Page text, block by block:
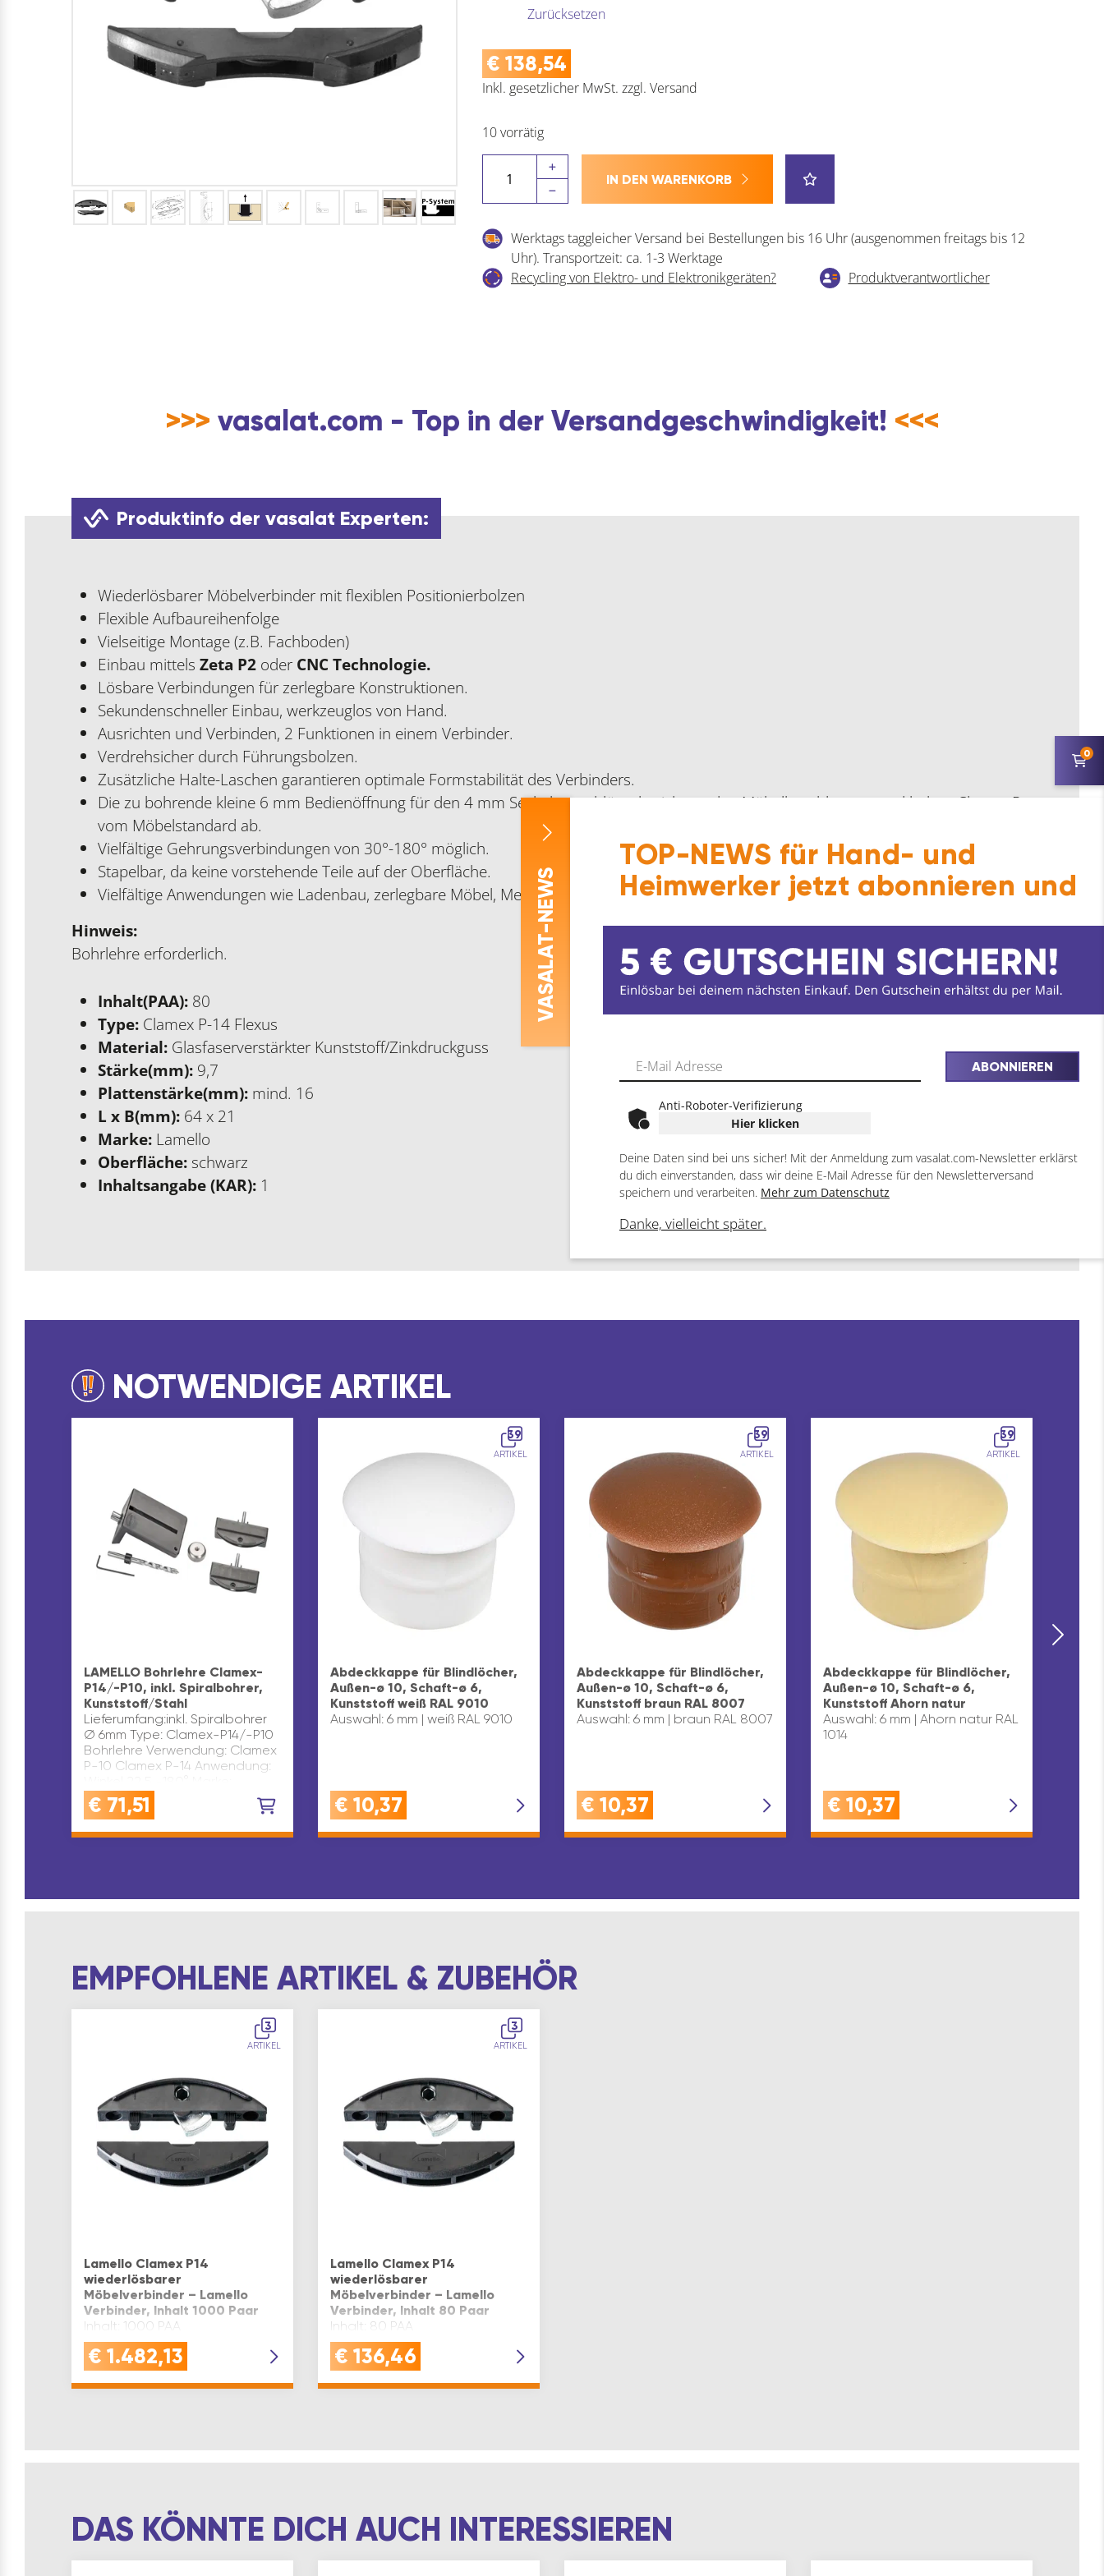
Zurücksetzen
€ 138,54
Inkl. gesetzlicher MwSt. zzgl. Versand
10 vorrätig
Clamex
P-
Flexus
Verbinder
Menge
IN DEN WARENKORB
Werktags taggleicher Versand bei Bestellungen bis 16 Uhr (ausgenommen freitags bis 12
Uhr). Transportzeit: ca. 1-3 Werktage
Recycling von Elektro- und Elektronikgeräten?
Produktverantwortlicher
>>> vasalat.com - Top in der Versandgeschwindigkeit! <<<
Produktinfo der vasalat Experten:
Wiederlösbarer Möbelverbinder mit flexiblen Positionierbolzen
Flexible Aufbaureihenfolge
Vielseitige Montage (z.B. Fachboden)
Einbau mittels Zeta P2 oder CNC Technologie.
Lösbare Verbindungen für zerlegbare Konstruktionen.
Sekundenschneller Einbau, werkzeuglos von Hand.
Ausrichten und Verbinden, 2 Funktionen in einem Verbinder.
Verdrehsicher durch Führungsbolzen.
Zusätzliche Halte-Laschen garantieren optimale Formstabilität des Verbinders.
Die zu bohrende kleine 6 mm Bedienöffnung für den 4 mm Sechskantschlüssel zeichnen den Möbelbeschlag aus und heben Clamex P
vom Möbelstandard ab.
Vielfältige Gehrungsverbindungen von 30°-180° möglich.
Stapelbar, da keine vorstehende Teile auf der Oberfläche.
Vielfältige Anwendungen wie Ladenbau, zerlegbare Möbel, Messebau, Trennwände, …
Hinweis:
Bohrlehre erforderlich.
Inhalt(PAA): 80
Type: Clamex P-14 Flexus
Material: Glasfaserverstärkter Kunststoff/Zinkdruckguss
Stärke(mm): 9,7
Plattenstärke(mm): mind. 16
L x B(mm): 64 x 21
Marke: Lamello
Oberfläche: schwarz
Inhaltsangabe (KAR): 1
NOTWENDIGE ARTIKEL
LAMELLO Bohrlehre Clamex-
P14/-P10, inkl. Spiralbohrer,
Kunststoff/Stahl
Lieferumfang:inkl. Spiralbohrer
Ø 6mm Type: Clamex-P14/-P10
Bohrlehre Verwendung: Clamex
P-10 Clamex P-14 Anwendung:
Lamello Werksnummer: 125344
Material: Kunststoff Stahl …
€ 71,51
39
ARTIKEL
Abdeckkappe für Blindlöcher,
Außen-ø 10, Schaft-ø 6,
Kunststoff weiß RAL 9010
Auswahl: 6 mm | weiß RAL 9010
€ 10,37
39
ARTIKEL
Abdeckkappe für Blindlöcher,
Außen-ø 10, Schaft-ø 6,
Kunststoff braun RAL 8007
Auswahl: 6 mm | braun RAL 8007
€ 10,37
39
ARTIKEL
Abdeckkappe für Blindlöcher,
Außen-ø 10, Schaft-ø 6,
Kunststoff Ahorn natur
Auswahl: 6 mm | Ahorn natur RAL
1014
€ 10,37
EMPFOHLENE ARTIKEL & ZUBEHÖR
3
ARTIKEL
Lamello Clamex P14
wiederlösbarer
Möbelverbinder – Lamello
Verbinder, Inhalt 1000 Paar
Inhalt: 1000 PAA
€ 1.482,13
3
ARTIKEL
Lamello Clamex P14
wiederlösbarer
Möbelverbinder – Lamello
Verbinder, Inhalt 80 Paar
Inhalt: 80 PAA
€ 136,46
DAS KÖNNTE DICH AUCH INTERESSIEREN
0
V
ASALAT
-NEWS
TOP-NEWS für Hand- und
Heimwerker jetzt abonnieren und
ABONNIEREN
Anti-Roboter-Verifizierung
Hier klicken
Deine Daten sind bei uns sicher! Mit der Anmeldung zum vasalat.com-Newsletter erklärst
du dich einverstanden, dass wir deine E-Mail Adresse für den Newsletterversand
speichern und verarbeiten. Mehr zum Datenschutz
Danke, vielleicht später.